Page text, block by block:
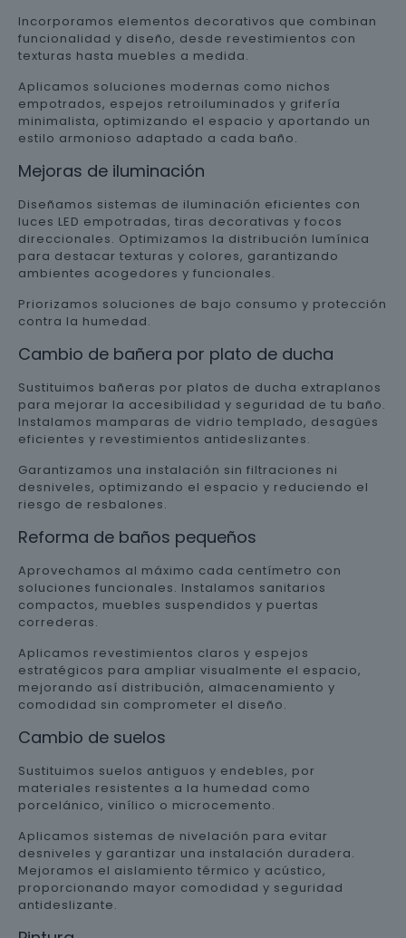
Incorporamos elementos decorativos que combinan
funcionalidad y diseño, desde revestimientos con
texturas hasta muebles a medida.
Aplicamos soluciones modernas como nichos
empotrados, espejos retroiluminados y grifería
minimalista, optimizando el espacio y aportando un
estilo armonioso adaptado a cada baño.
Mejoras de iluminación
Diseñamos sistemas de iluminación eficientes con
luces LED empotradas, tiras decorativas y focos
direccionales. Optimizamos la distribución lumínica
para destacar texturas y colores, garantizando
ambientes acogedores y funcionales.
Priorizamos soluciones de bajo consumo y protección
contra la humedad.
Cambio de bañera por plato de ducha
Sustituimos bañeras por platos de ducha extraplanos
para mejorar la accesibilidad y seguridad de tu baño.
Instalamos mamparas de vidrio templado, desagües
eficientes y revestimientos antideslizantes.
Garantizamos una instalación sin filtraciones ni
desniveles, optimizando el espacio y reduciendo el
riesgo de resbalones.
Reforma de baños pequeños
Aprovechamos al máximo cada centímetro con
soluciones funcionales. Instalamos sanitarios
compactos, muebles suspendidos y puertas
correderas.
Aplicamos revestimientos claros y espejos
estratégicos para ampliar visualmente el espacio,
mejorando así distribución, almacenamiento y
comodidad sin comprometer el diseño.
Cambio de suelos
Sustituimos suelos antiguos y endebles, por
materiales resistentes a la humedad como
porcelánico, vinílico o microcemento.
Aplicamos sistemas de nivelación para evitar
desniveles y garantizar una instalación duradera.
Mejoramos el aislamiento térmico y acústico,
proporcionando mayor comodidad y seguridad
antideslizante.